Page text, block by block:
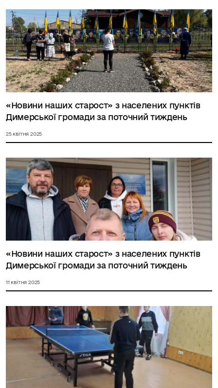
«Новини наших старост» з населених пунктів
Димерської громади за поточний тиждень
25 квітня 2025
«Новини наших старост» з населених пунктів
Димерської громади за поточний тиждень
11 квітня 2025